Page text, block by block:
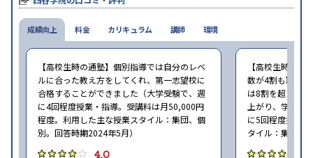
成績向上
【高校生時の通塾】個別指導では自分のレベ
ルに合った教え方をしてくれ、第一志望校に
合格することができました（大学受験で、週
に4回程度授業・指導。受講料は月50,000円
程度。利用した主な授業スタイル：集団、個
別。回答時期2024年5月）
4.0
【高校生時の通
数が4割も取れ
は8割を超える
上がり、学年上
に5回程度授業
タイル：集団、
料金 カリキュラム 講師 環境